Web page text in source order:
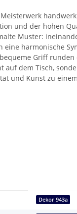
und der hohen
Muster:
harmonische
Griff
dem Tisch,
und Kunst zu
Dekor 943a